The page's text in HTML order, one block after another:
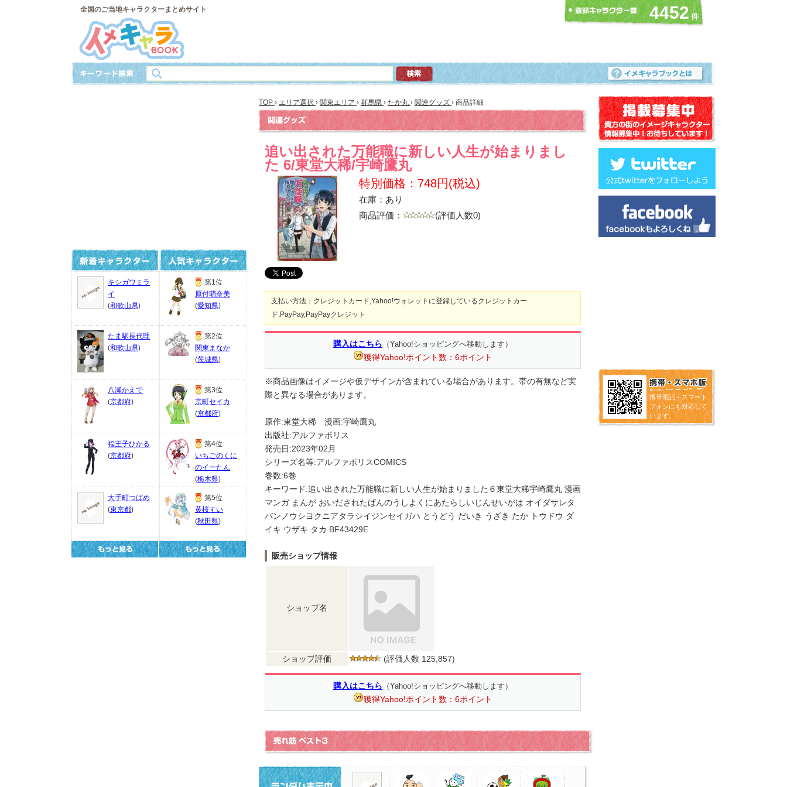
全国のご当地キャラクターまとめサイト 4452
キシガワミラ
イ
(和歌山県)
たま駅長代理
(和歌山県)
八瀬かえで
(京都府)
福王子ひかる
(京都府)
大手町つばめ
(東京都)
第1位
原付萌奈美
(愛知県)
第2位
関東まなか
(茨城県)
第3位
京町セイカ
(京都府)
第4位
いちごのくに
のイーたん
(栃木県)
第5位
黄桜すい
(秋田県)
TOP › エリア選択 › 関東エリア › 群馬県 › たか丸 › 関連グッズ › 商品詳細
追い出された万能職に新しい人生が始まりまし
た 6/東堂大稀/宇崎鷹丸
特別価格：748円(税込)
在庫：あり
商品評価：
(評価人数0)
支払い方法：クレジットカード,Yahoo!ウォレットに登録しているクレジットカー
ド,PayPay,PayPayクレジット
購入はこちら （Yahoo!ショッピングへ移動します）
獲得Yahoo!ポイント数：6ポイント
※商品画像はイメージや仮デザインが含まれている場合があります。帯の有無など実
際と異なる場合があります。
原作:東堂大稀 漫画:宇崎鷹丸
出版社:アルファポリス
発売日:2023年02月
シリーズ名等:アルファポリスCOMICS
巻数:6巻
キーワード:追い出された万能職に新しい人生が始まりました６東堂大稀宇崎鷹丸 漫画
マンガ まんが おいだされたばんのうしよくにあたらしいじんせいがは オイダサレタ
バンノウシヨクニアタラシイジンセイガハ とうどう だいき うざき たか トウドウ ダ
イキ ウザキ タカ BF43429E
販売ショップ情報
ショップ名
ショップ評価 (評価人数 125,857)
購入はこちら （Yahoo!ショッピングへ移動します）
獲得Yahoo!ポイント数：6ポイント
携帯電話・スマート
フォンにも対応して
います。